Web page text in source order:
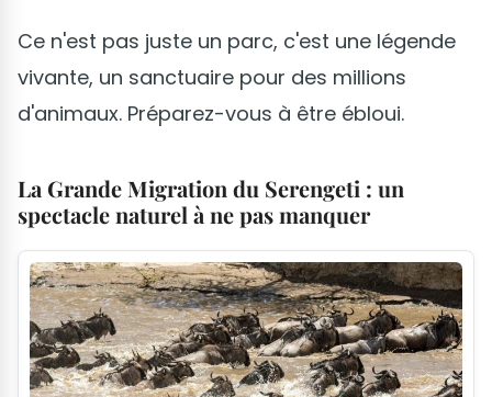
Ce n'est pas juste un parc, c'est une légende
vivante, un sanctuaire pour des millions
d'animaux. Préparez-vous à être ébloui.
La Grande Migration du Serengeti : un
spectacle naturel à ne pas manquer